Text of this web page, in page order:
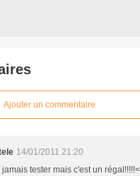
Ajouter un commentaire
14/01/2011 21:20
jamais tester mais c'est un